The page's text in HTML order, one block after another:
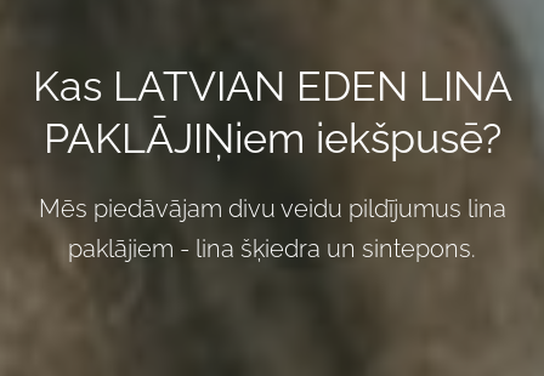
Kas LATVIAN EDEN LINA
PAKLĀJIŅiem iekšpusē?
Mēs piedāvājam divu veidu pildījumus lina
paklājiem - lina šķiedra un sintepons.